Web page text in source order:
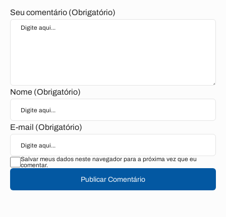
Seu comentário (Obrigatório)
Nome (Obrigatório)
E-mail (Obrigatório)
Salvar meus dados neste navegador para a próxima vez que eu
comentar.
Publicar Comentário